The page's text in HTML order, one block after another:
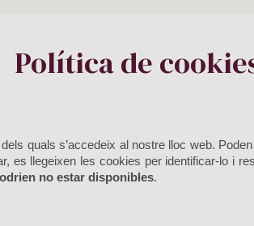
Política de
quals s’accedeix al nostre lloc web.
es llegeixen les cookies per identificar-lo i
no estar disponibles.